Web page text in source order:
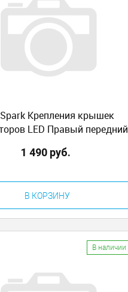
Крепления крышек
LED Правый передний
Left
1 490 руб.
В КОРЗИНУ
В наличии